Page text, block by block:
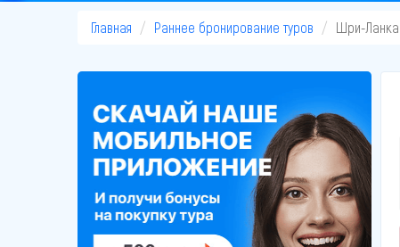
Главная Раннее бронирование туров Шри-Ланка